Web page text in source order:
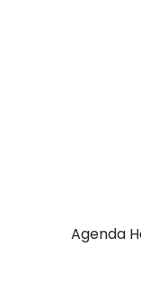
Agenda